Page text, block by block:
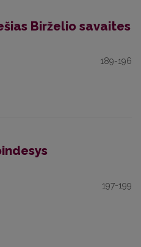
Birželio savaites
189-196
197-199